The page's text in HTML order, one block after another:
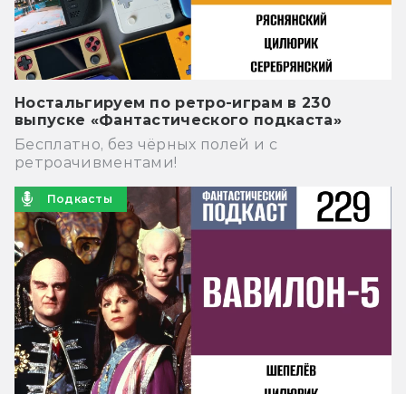
Ностальгируем по ретро-играм в 230
выпуске «Фантастического подкаста»
Бесплатно, без чёрных полей и с
ретроачивментами!
Подкасты